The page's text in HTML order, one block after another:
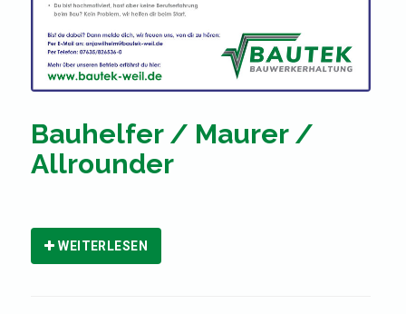
Bauhelfer / Maurer /
Allrounder
WEITERLESEN